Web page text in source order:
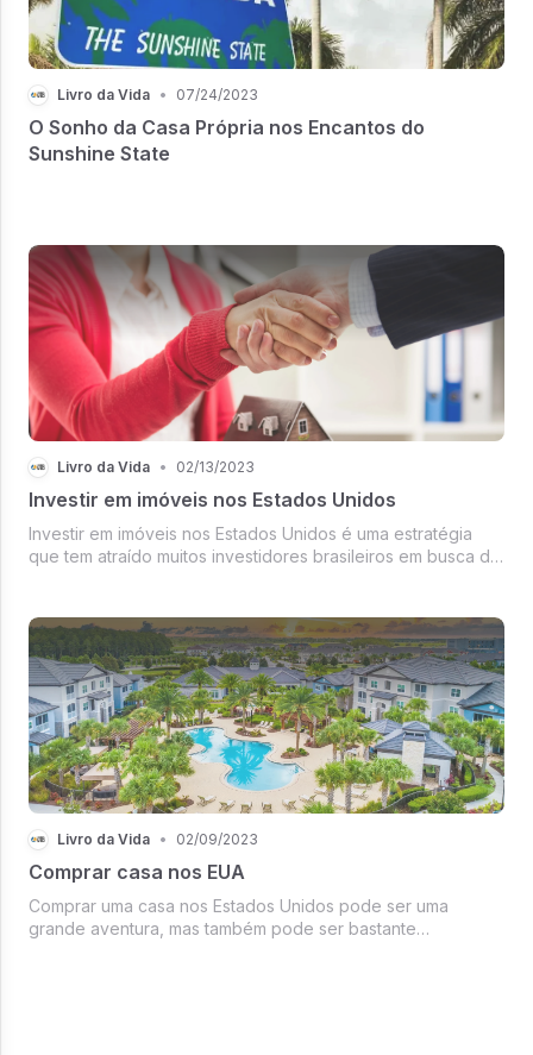
Livro da Vida • 07/24/2023
O Sonho da Casa Própria nos Encantos do
Sunshine State
Livro da Vida • 02/13/2023
Investir em imóveis nos Estados Unidos
Investir em imóveis nos Estados Unidos é uma estratégia
que tem atraído muitos investidores brasileiros em busca de
estável e o s...
Livro da Vida • 02/09/2023
Comprar casa nos EUA
Comprar uma casa nos Estados Unidos pode ser uma
grande aventura, mas também pode ser bastante